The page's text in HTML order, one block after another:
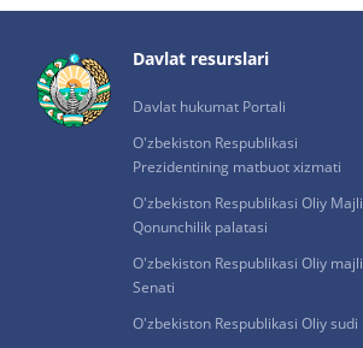
Davlat resurslari
Davlat hukumat Portali
O'zbekiston Respublikasi
Prezidentining matbuot xizmati
O'zbekiston Respublikasi Oliy
Qonunchilik palatasi
O'zbekiston Respublikasi Oliy
Senati
O'zbekiston Respublikasi Oliy sudi